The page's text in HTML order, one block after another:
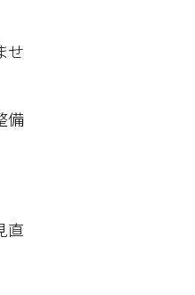
せ
備
直